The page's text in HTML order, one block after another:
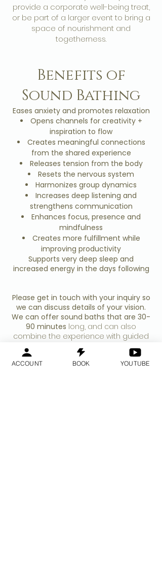
provide a corporate well-being treat,
or be part of a larger event to bring a
space of nourishment and
togetherness.
Benefits of
Sound Bathing
Eases anxiety and promotes relaxation
Opens channels for creativity +
inspiration to flow
Creates meaningful connections
from the shared experience
Releases tension from the body
Resets the nervous system
Harmonizes group dynamics
Increases deep listening and
strengthens communication
Enhances focus, presence and
mindfulness
Creates more fulfillment while
improving productivity
Supports very deep sleep and
increased energy in the days following
Please get in touch with your inquiry so
we can discuss details of your vision.
We can offer sound baths that are 30-
90 minutes long, and can also
combine the experience with guided
meditation if desired. We are happy to
create a bespoke event which caters
to the needs of your staff, supporting
ACCOUNT BOOK YOUTUBE